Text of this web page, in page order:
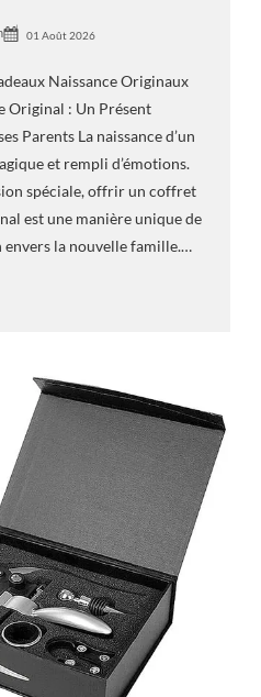
01 Août 2026
Naissance Originaux
Original : Un Présent
Parents La naissance d’un
et rempli d’émotions.
spéciale, offrir un coffret
est une manière unique de
la nouvelle famille.…